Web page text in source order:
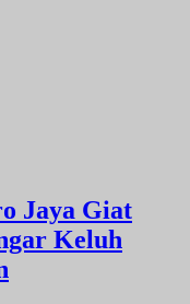
Jaya Giat
Keluh